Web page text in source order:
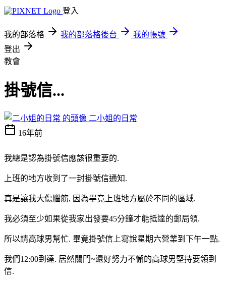
登入
我的部落格 我的部落格後台
我的帳號
登出
教會
掛號信...
二小姐的日常
16年前
我總是認為掛號信應該很重要的.
上班的地方收到了一封掛號信通知.
真是讓我大傷腦筋, 因為畢竟上班地方屬於不同的區域.
我必須至少如果從我家出發要45分鐘才能抵達的郵局領.
所以請高球男幫忙. 畢竟掛號信上寫說星期六營業到下午一點.
我們12:00到達. 居然關門~還好努力不懈的高球男堅持要領到
信.